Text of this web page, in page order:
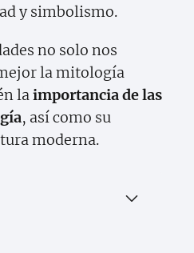
y simbolismo.
no solo nos
la mitología
laimportancia de las
, así como su
moderna.